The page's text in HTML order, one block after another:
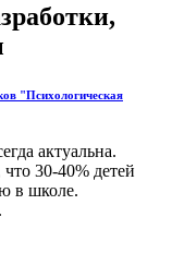
"Психологическая
актуальна.
30-40% детей
в школе.